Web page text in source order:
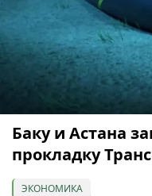
Баку и Астана
прокладку
ЭКОНОМИКА